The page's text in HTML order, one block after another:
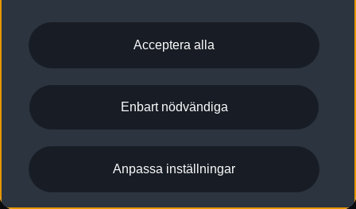
2G/3G nätet stängs ned - Hur påverkas min bil av detta?
Nyhetsbrev
Vårt hållbarhetsarbete
Lediga tjänster huvudkontor
Lediga tjänster hos Audi Återförsäljare
Kommentar till mediauppgifter om dataläcka
Anpassa inställningar för cookies
Visselblåsarkanaler
Acceptera alla
Enbart nödvändiga
Anpassa inställningar